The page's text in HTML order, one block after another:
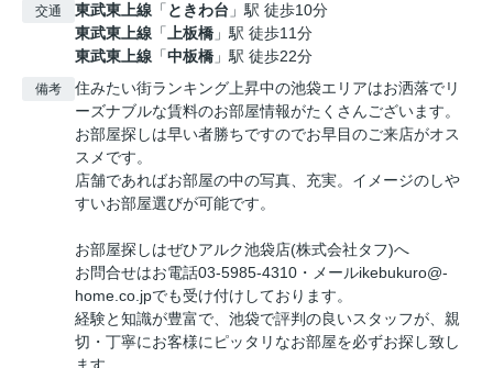
交通 東武東上線 「 ときわ台 」駅 徒歩10分
東武東上線 「 上板橋 」駅 徒歩11分
東武東上線 「中板橋 」駅 徒歩22分
備考
住みたい街ランキング上昇中の池袋エリアはお洒落でリ
ーズナブルな賃料のお部屋情報がたくさんございます。
お部屋探しは早い者勝ちですのでお早目のご来店がオス
スメです。
店舗であればお部屋の中の写真、充実。イメージのしや
すいお部屋選びが可能です。
お部屋探しはぜひアルク池袋店(株式会社タフ)へ
お問合せはお電話03-5985-4310・メールikebukuro@-
home.co.jpでも受け付けしております。
経験と知識が豊富で、池袋で評判の良いスタッフが、親
切・丁寧にお客様にピッタリなお部屋を必ずお探し致し